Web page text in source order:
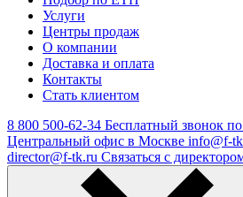
Услуги
Центры продаж
О компании
Доставка и оплата
Контакты
Стать клиентом
8 800 500-62-34 Бесплатный звонок
Центральный офис в Москве info@f-
director@f-tk.ru Связаться с